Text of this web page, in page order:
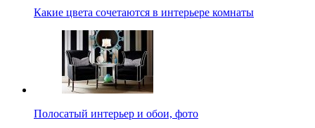
Какие цвета сочетаются в интерьере комнаты
Полосатый интерьер и обои, фото